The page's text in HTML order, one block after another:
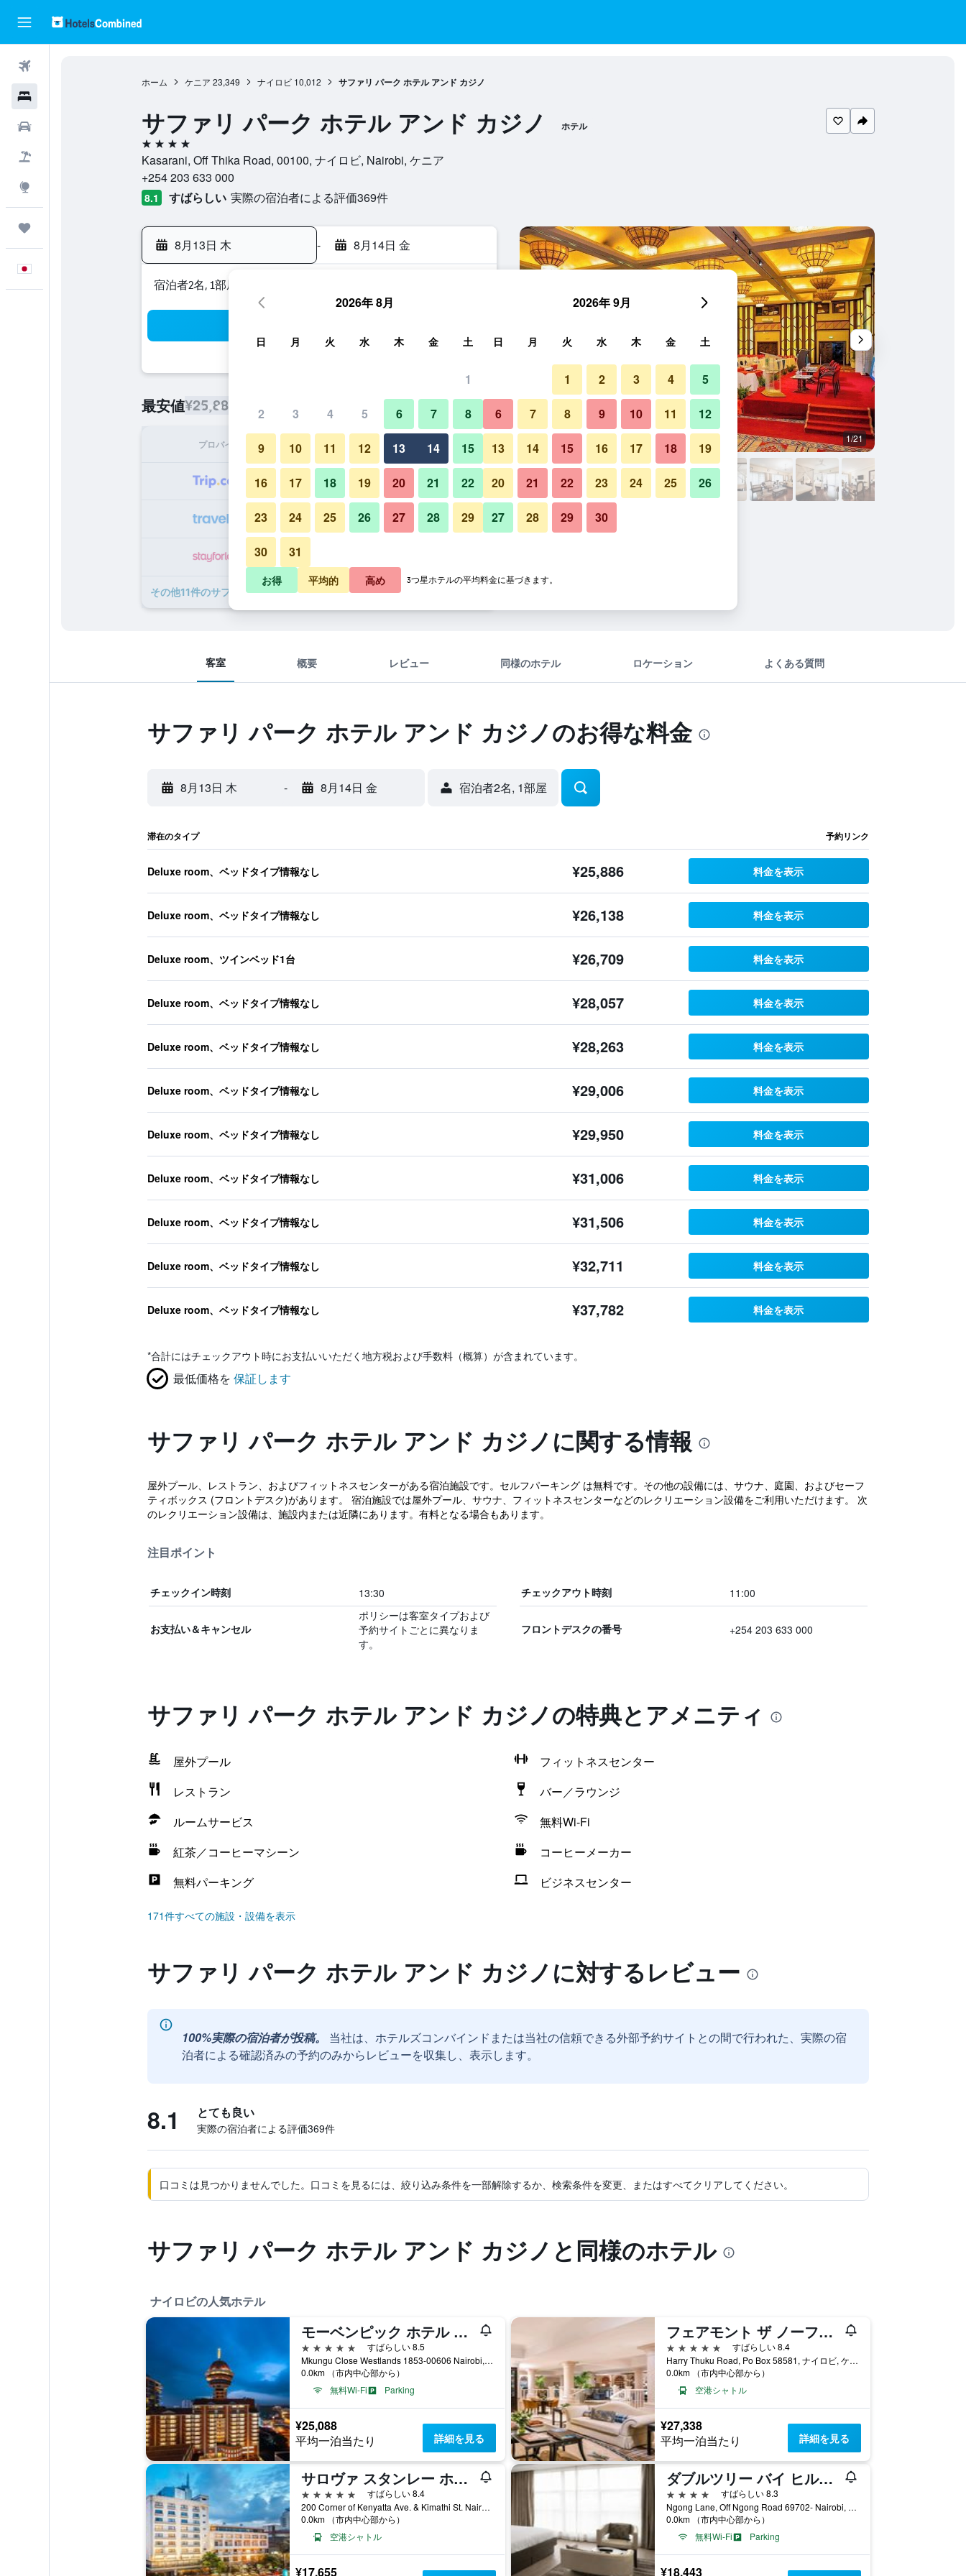
ホーム ケニア 23,349 ナイロビ 10,012 サファリ パーク ホテル アンド カジノ
サファリ パーク ホテル アンド カジノ ホテル
4つ星
Kasarani, Off Thika Road, 00100, ナイロビ, Nairobi, ケニア
+254 203 633 000
8.1 すばらしい 実際の宿泊者による評価369​件
8月13日 木 - 8月14日 金
宿泊者2名, 1​部屋
最安値¥25,886 1泊あたりの宿泊料金の最安値
プロバイダ 1泊あたり合計
¥25,886 プランを見る
¥26,138 プランを見る
​その他11​件のサファリ パーク ホテル アンド カジノのオファー
バンケットホール（宴会場） 1/21
サファリ パーク ホテル アンド カジノの写真
客室 概要 レビュー 同様のホテル ロケーション よくある質問
サファリ パーク ホテル アンド カジノのお得な料金
8月13日 木 - 8月14日 金 宿泊者2名, 1​部屋
滞在のタイプ 予約リンク
Deluxe room、ベッドタイプ情報なし ¥25,886 料金を表示
Deluxe room、ベッドタイプ情報なし ¥26,138 料金を表示
Deluxe room、ツインベッド1台 ¥26,709 料金を表示
Deluxe room、ベッドタイプ情報なし ¥28,057 料金を表示
Deluxe room、ベッドタイプ情報なし ¥28,263 料金を表示
Deluxe room、ベッドタイプ情報なし ¥29,006 料金を表示
Deluxe room、ベッドタイプ情報なし ¥29,950 料金を表示
Deluxe room、ベッドタイプ情報なし ¥31,006 料金を表示
Deluxe room、ベッドタイプ情報なし ¥31,506 料金を表示
Deluxe room、ベッドタイプ情報なし ¥32,711 料金を表示
Deluxe room、ベッドタイプ情報なし ¥37,782 料金を表示
*合計にはチェックアウト時にお支払いいただく地方税および手数料（概算）が含まれています。
最低価格を 保証します
サファリ パーク ホテル アンド カジノに関する情報
屋外プール、レストラン、およびフィットネスセンターがある宿泊施設です。セルフパーキング は無料です。その他の設備には、サウナ、庭園、およびセーフ
ティボックス (フロントデスク)があります。 宿泊施設では屋外プール、サウナ、フィットネスセンターなどのレクリエーション設備をご利用いただけます。 次
のレクリエーション設備は、施設内または近隣にあります。有料となる場合もあります。
注目ポイント
チェックイン時刻 13:30 チェックアウト時刻 11:00
お支払い＆キャンセル
ポリシーは客室タイプおよび
予約サイトごとに異なりま
す。
フロントデスクの番号 +254 203 633 000
サファリ パーク ホテル アンド カジノの特典とアメニティ
屋外プール
フィットネスセンター
レストラン
バー／ラウンジ
ルームサービス
無料Wi-Fi
紅茶／コーヒーマシーン
コーヒーメーカー
無料パーキング
ビジネスセンター
171件すべての施設・設備を表示
サファリ パーク ホテル アンド カジノに対するレビュー
100%実際の宿泊者が投稿。
当社は、ホテルズコンバインドまたは当社の信頼できる外部予約サイトとの間で行われた、実際の宿
泊者による確認済みの予約のみからレビューを収集し、表示します。
8.1 とても良い
実際の宿泊者による評価369​件
口コミは見つかりませんでした。口コミを見るには、絞り込み条件を一部解除するか、検索条件を変更、またはすべてクリアしてください。
サファリ パーク ホテル アンド カジノと同様のホテル
ナイロビの人気ホテル
モーベンピック ホテル & レジデンシーズ ナイロビ
5つ星
すばらしい 8.5
Mkungu Close Westlands 1853-00606 Nairobi, ナイロビ, ケニア
0.0km （市内中心部から）
無料Wi-Fi
Parking
¥25,088
平均一泊当たり 詳細を見る
フェアモント ザ ノーフォーク
5つ星
すばらしい 8.4
Harry Thuku Road, Po Box 58581, ナイロビ, ケニア
0.0km （市内中心部から）
空港シャトル
¥27,338
平均一泊当たり 詳細を見る
サロヴァ スタンレー ホテル
5つ星
すばらしい 8.4
200 Corner of Kenyatta Ave. & Kimathi St. Nairobi, ナイロビ, ケニア
0.0km （市内中心部から）
空港シャトル
¥17,655
ダブルツリー バイ ヒルトン ナイロビ ハーリンガム
4つ星
すばらしい 8.3
Ngong Lane, Off Ngong Road 69702- Nairobi, Kenya, ナイロビ, ケニア
0.0km （市内中心部から）
無料Wi-Fi
Parking
¥18,443
2026年 8月
日 月 火 水 木 金 土
1
2 3 4 5 6 7 8
9 10 11 12 13 14 15
16 17 18 19 20 21 22
23 24 25 26 27 28 29
30 31
2026年 9月
日 月 火 水 木 金 土
1 2 3 4 5
6 7 8 9 10 11 12
13 14 15 16 17 18 19
20 21 22 23 24 25 26
27 28 29 30
お得 平均的 高め 3つ星ホテルの平均料金に基づきます。